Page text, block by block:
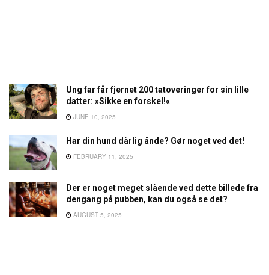
Ung far får fjernet 200 tatoveringer for sin lille
datter: »Sikke en forskel!«
JUNE 10, 2025
Har din hund dårlig ånde? Gør noget ved det!
FEBRUARY 11, 2025
Der er noget meget slående ved dette billede fra
dengang på pubben, kan du også se det?
AUGUST 5, 2025